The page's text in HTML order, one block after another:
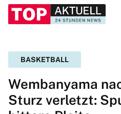
BASKETBALL
Wembanyama
Sturz verletzt: